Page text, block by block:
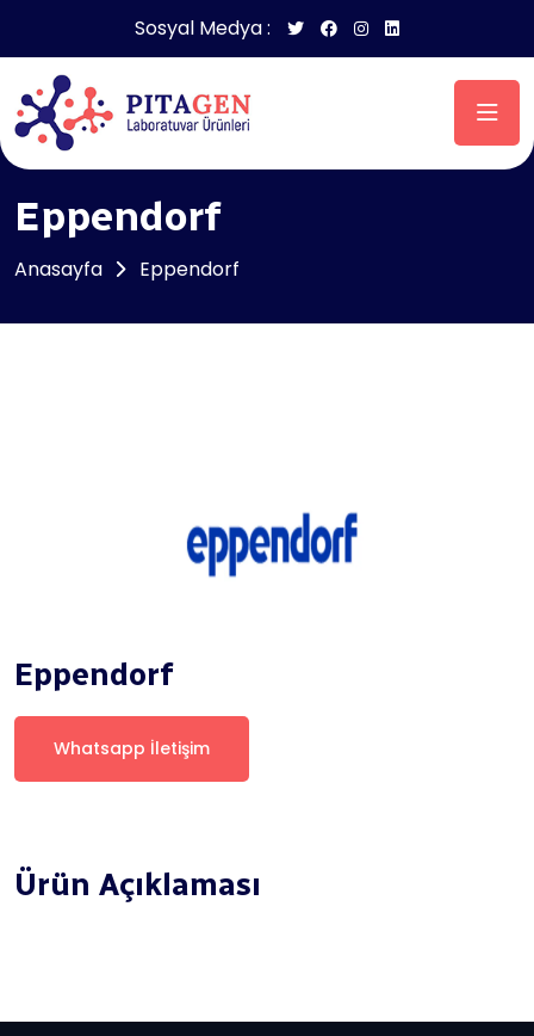
Sosyal Medya :
Eppendorf
Anasayfa Eppendorf
Eppendorf
Whatsapp İletişim
Ürün Açıklaması